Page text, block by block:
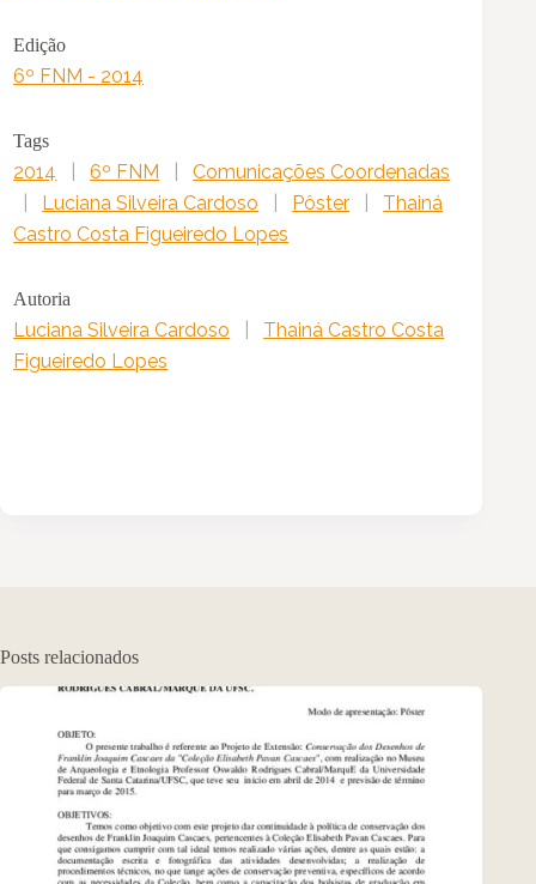
Edição
6º FNM - 2014
Tags
2014 6º FNM
Comunicações Coordenadas
Luciana Silveira Cardoso Pôster
Thainá
Castro Costa Figueiredo Lopes
Autoria
Luciana Silveira Cardoso
Thainá Castro Costa
Figueiredo Lopes
Posts relacionados